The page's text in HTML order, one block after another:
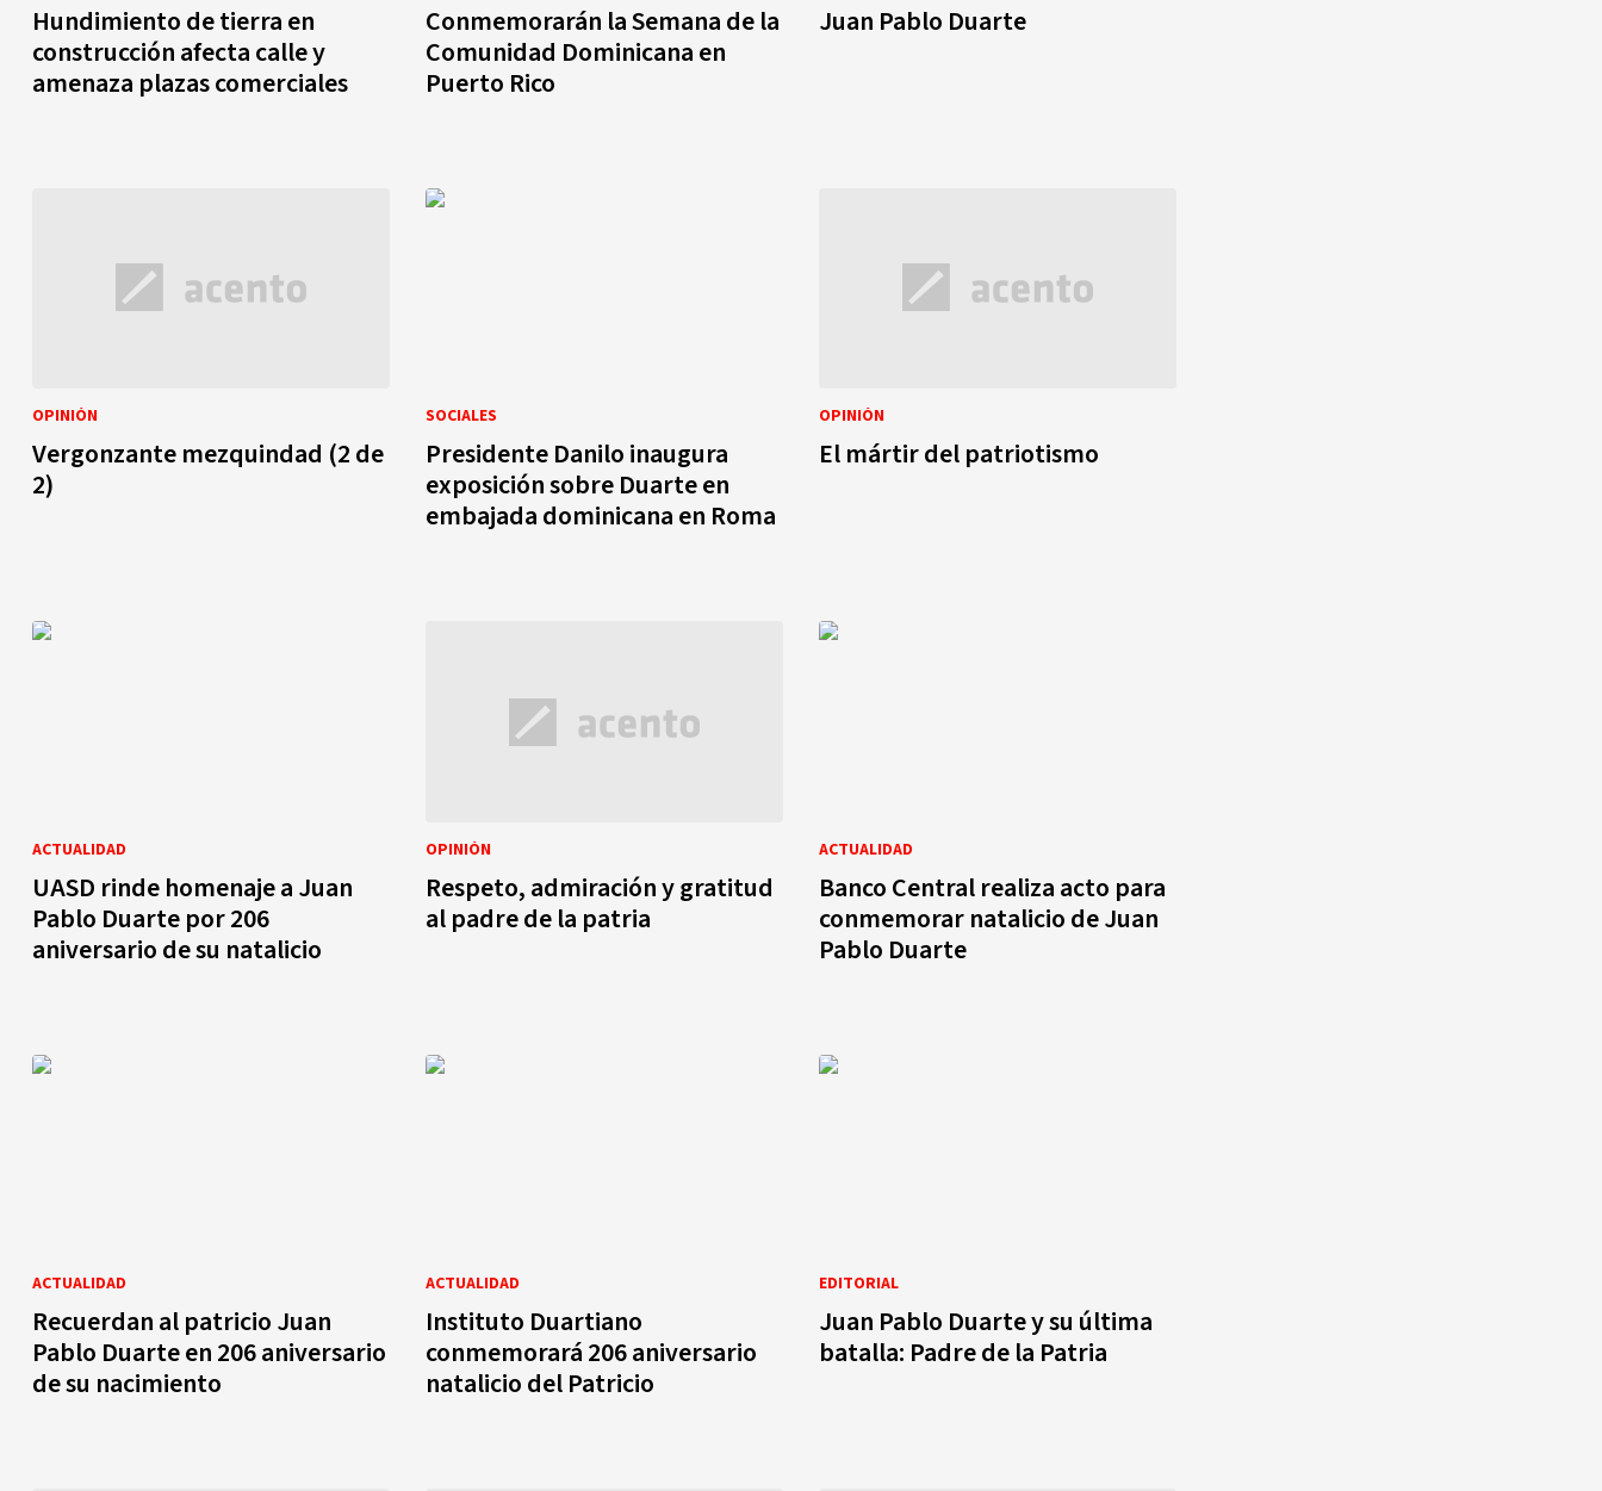
Hundimiento de tierra en
construcción afecta calle y
amenaza plazas comerciales
Conmemorarán la Semana de la
Comunidad Dominicana en
Puerto Rico
Juan Pablo Duarte
OPINIÓN
Vergonzante mezquindad (2 de
2)
SOCIALES
Presidente Danilo inaugura
exposición sobre Duarte en
embajada dominicana en Roma
OPINIÓN
El mártir del patriotismo
ACTUALIDAD
UASD rinde homenaje a Juan
Pablo Duarte por 206
aniversario de su natalicio
OPINIÓN
Respeto, admiración y gratitud
al padre de la patria
ACTUALIDAD
Banco Central realiza acto para
conmemorar natalicio de Juan
Pablo Duarte
ACTUALIDAD
Recuerdan al patricio Juan
Pablo Duarte en 206 aniversario
de su nacimiento
ACTUALIDAD
Instituto Duartiano
conmemorará 206 aniversario
natalicio del Patricio
EDITORIAL
Juan Pablo Duarte y su última
batalla: Padre de la Patria